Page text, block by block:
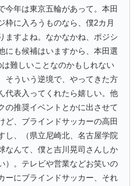
今年は東京五輪があって。本田
枠に入ろうものなら、僕2カ月
ますよね。なかなかね、ポジシ
にも候補はいますから、本田選
難しいことなのかもしれない
そういう逆境で、やってきた方
代表入ってくれたら嬉しい。他
の推奨イベントとかに出させて
ど、ブラインドサッカーの高田
し、（県立尼崎北、名古屋学院
なんて、僕と吉川晃司さんしか
）。テレビや営業などお笑いの
ーにブラインドサッカー、それ